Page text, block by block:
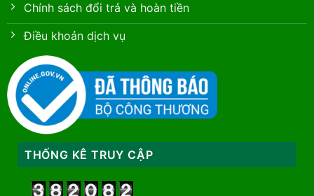
Chính sách đổi trả và hoàn tiền
Điều khoản dịch vụ
THỐNG KÊ TRUY CẬP